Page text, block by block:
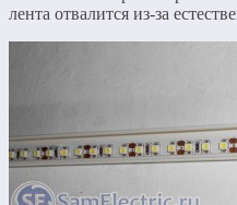
лента отвалится из-за